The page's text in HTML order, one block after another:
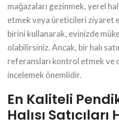
mağazaları gezinmek, yerel
etmek veya üreticileri ziyaret
birini kullanarak, evinizde
olabilirsiniz. Ancak, bir halı
referansları kontrol etmek ve
incelemek önemlidir.
En Kaliteli
Halısı